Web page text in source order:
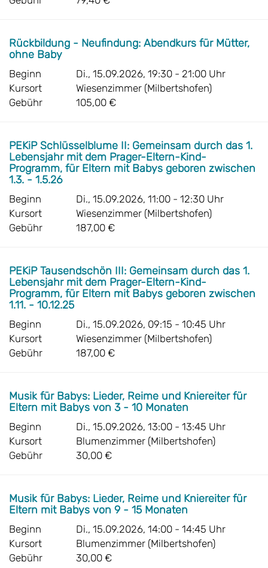
Rückbildung - Neufindung: Abendkurs für Mütter,
ohne Baby
Beginn
Di., 15.09.2026, 19:30 - 21:00 Uhr
Kursort
Wiesenzimmer (Milbertshofen)
Gebühr
105,00 €
PEKiP Schlüsselblume II: Gemeinsam durch das 1.
Lebensjahr mit dem Prager-Eltern-Kind-
Programm, für Eltern mit Babys geboren zwischen
1.3. - 1.5.26
Beginn
Di., 15.09.2026, 11:00 - 12:30 Uhr
Kursort
Wiesenzimmer (Milbertshofen)
Gebühr
187,00 €
PEKiP Tausendschön III: Gemeinsam durch das 1.
Lebensjahr mit dem Prager-Eltern-Kind-
Programm, für Eltern mit Babys geboren zwischen
1.11. - 10.12.25
Beginn
Di., 15.09.2026, 09:15 - 10:45 Uhr
Kursort
Wiesenzimmer (Milbertshofen)
Gebühr
187,00 €
Musik für Babys: Lieder, Reime und Kniereiter für
Eltern mit Babys von 3 - 10 Monaten
Beginn
Di., 15.09.2026, 13:00 - 13:45 Uhr
Kursort
Blumenzimmer (Milbertshofen)
Gebühr
30,00 €
Musik für Babys: Lieder, Reime und Kniereiter für
Eltern mit Babys von 9 - 15 Monaten
Beginn
Di., 15.09.2026, 14:00 - 14:45 Uhr
Kursort
Blumenzimmer (Milbertshofen)
Gebühr
30,00 €